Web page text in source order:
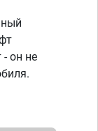
- он не